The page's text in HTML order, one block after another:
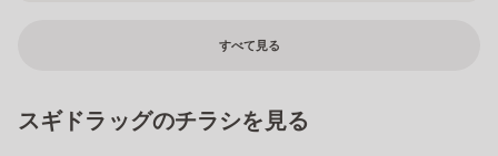
すべて見る
スギドラッグのチラシを見る